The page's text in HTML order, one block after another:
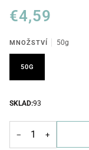
€4,59
MNOŽSTVÍ 50g
50G
SKLAD:93
− +